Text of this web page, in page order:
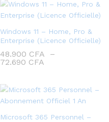
Windows 11 – Home, Pro &
Enterprise (Licence Officielle)
48.900 CFA
–
72.690 CFA
Microsoft 365 Personnel –